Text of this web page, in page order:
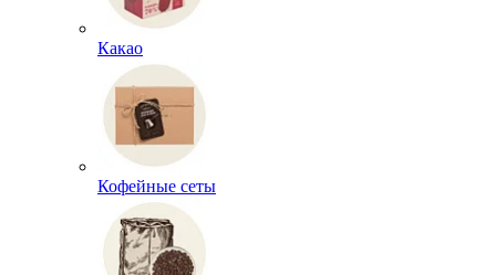
Какао
Кофейные сеты